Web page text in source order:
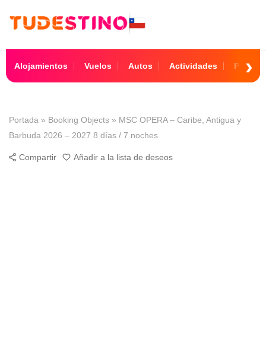
Alojamientos Vuelos Autos Actividades
Portada » Booking Objects » MSC OPERA – Caribe, Antigua y
Barbuda 2026 – 2027 8 días / 7 noches
Compartir Añadir a la lista de deseos